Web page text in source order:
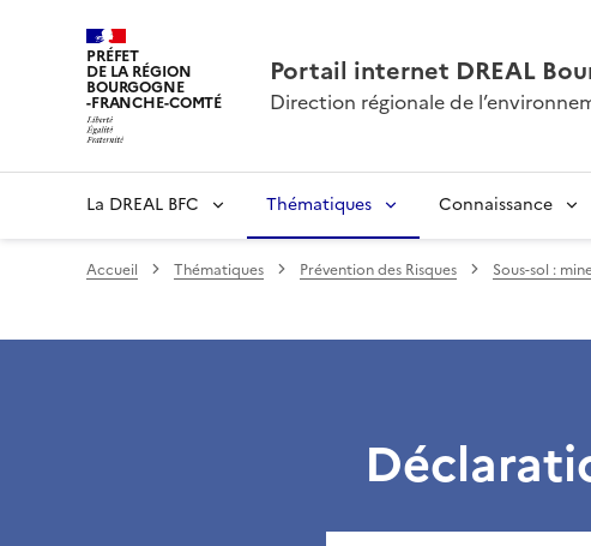
PRÉFET
DE LA RÉGION
BOURGOGNE
-FRANCHE-COMTÉ
Portail internet DREAL
Direction régionale de
La DREAL BFC Thématiques Connaissance
Accueil Thématiques Prévention des Risques Sous-sol :